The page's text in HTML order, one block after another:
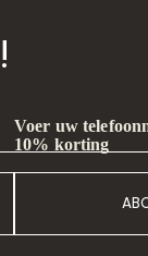
Voer uw
10% korting